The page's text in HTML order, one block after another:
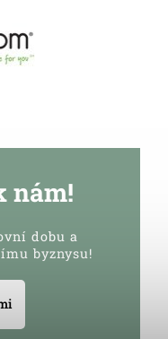
nám!
dobu a
byznysu!